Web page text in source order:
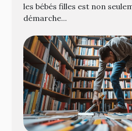
les bébés filles est non
démarche...